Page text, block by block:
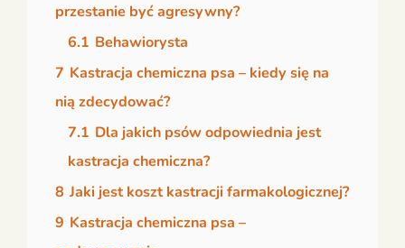
przestanie być agresywny?
6.1 Behawiorysta
7 Kastracja chemiczna psa – kiedy się na
nią zdecydować?
7.1 Dla jakich psów odpowiednia jest
kastracja chemiczna?
8 Jaki jest koszt kastracji farmakologicznej?
9 Kastracja chemiczna psa –